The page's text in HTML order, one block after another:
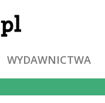
WYDAWNICTWA